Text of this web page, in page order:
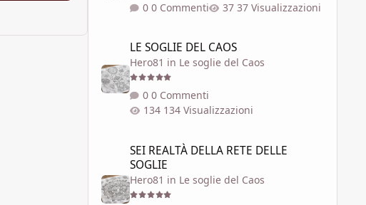
0 Commenti 37 Visualizzazioni
LE SOGLIE DEL CAOS
LE SOGLIE DEL CAOS
Hero81 in Le soglie del Caos
0 Commenti
134 Visualizzazioni
SEI REALTÀ DELLA RETE DELLE
SOGLIE
Hero81 in Le soglie del Caos